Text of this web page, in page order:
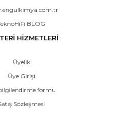
BLOG
HİZMETLERİ
Üyelik
Üye Girişi
formu
Sözleşmesi